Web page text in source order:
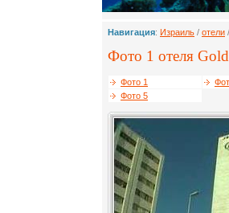
Навигация: Израиль / отели /
Фото 1 отеля
Фото 1
Фото 5